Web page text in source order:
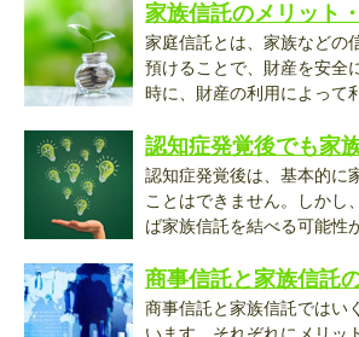
家族信託のメリット
家庭信託とは、家族などの
預けることで、財産を安全
時に、財産の利用によって
認知症発覚後でも家
認知症発覚後は、基本的に
ことはできません。しかし
ば家族信託を結べる可能性
商事信託と家族信託
商事信託と家族信託ではい